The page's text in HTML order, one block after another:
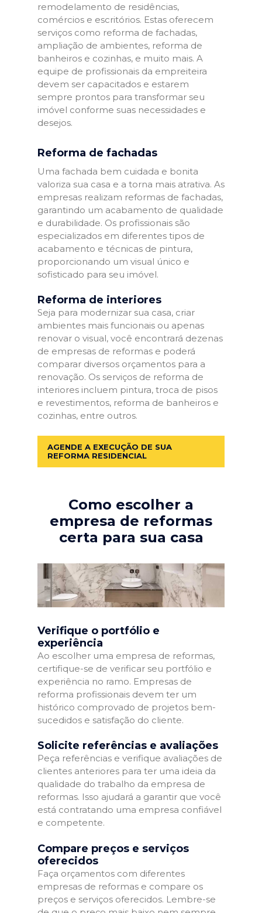
remodelamento de residências,
comércios e escritórios. Estas oferecem
serviços como reforma de fachadas,
ampliação de ambientes, reforma de
banheiros e cozinhas, e muito mais. A
equipe de profissionais da empreiteira
devem ser capacitados e estarem
sempre prontos para transformar seu
imóvel conforme suas necessidades e
desejos.
Reforma de fachadas
Uma fachada bem cuidada e bonita
valoriza sua casa e a torna mais atrativa. As
empresas realizam reformas de fachadas,
garantindo um acabamento de qualidade
e durabilidade. Os profissionais são
especializados em diferentes tipos de
acabamento e técnicas de pintura,
proporcionando um visual único e
sofisticado para seu imóvel.
Reforma de interiores
Seja para modernizar sua casa, criar
ambientes mais funcionais ou apenas
renovar o visual, você encontrará dezenas
de empresas de reformas e poderá
comparar diversos orçamentos para a
renovação. Os serviços de reforma de
interiores incluem pintura, troca de pisos
e revestimentos, reforma de banheiros e
cozinhas, entre outros.
AGENDE A EXECUÇÃO DE SUA
REFORMA RESIDENCIAL
Como escolher a
empresa de reformas
certa para sua casa
Verifique o portfólio e
experiência
Ao escolher uma empresa de reformas,
certifique-se de verificar seu portfólio e
experiência no ramo. Empresas de
reforma profissionais devem ter um
histórico comprovado de projetos bem-
sucedidos e satisfação do cliente.
Solicite referências e avaliações
Peça referências e verifique avaliações de
clientes anteriores para ter uma ideia da
qualidade do trabalho da empresa de
reformas. Isso ajudará a garantir que você
está contratando uma empresa confiável
e competente.
Compare preços e serviços
oferecidos
Faça orçamentos com diferentes
empresas de reformas e compare os
preços e serviços oferecidos. Lembre-se